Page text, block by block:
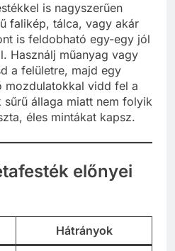
is nagyszerűen
falikép, tálca, vagy akár
is feldobható egy-egy jól
Használj műanyag vagy
a felületre, majd egy
mozdulatokkal vidd fel a
állaga miatt nem folyik
éles mintákat kapsz.
előnyei
Hátrányok